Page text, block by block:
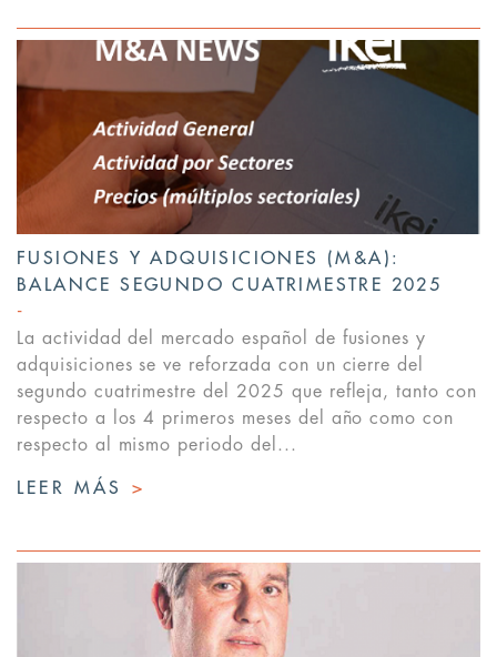
FUSIONES Y ADQUISICIONES (M&A):
BALANCE SEGUNDO CUATRIMESTRE 2025
La actividad del mercado español de fusiones y
adquisiciones se ve reforzada con un cierre del
segundo cuatrimestre del 2025 que refleja, tanto con
respecto a los 4 primeros meses del año como con
respecto al mismo periodo del...
LEER MÁS >